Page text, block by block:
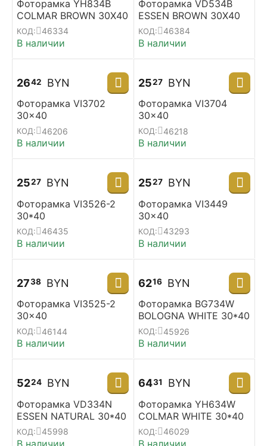
Фоторамка YH834B
COLMAR BROWN 30X40
КОД: 46334
В наличии
Фоторамка VD534B
ESSEN BROWN 30X40
КОД: 46384
В наличии
2642 BYN
Фоторамка VI3702
30x40
КОД: 46206
В наличии
2527 BYN
Фоторамка VI3704
30x40
КОД: 46218
В наличии
2527 BYN
Фоторамка VI3526-2
30*40
КОД: 46435
В наличии
2527 BYN
Фоторамка VI3449
30x40
КОД: 43293
В наличии
2738 BYN
Фоторамка VI3525-2
30x40
КОД: 46144
В наличии
6216 BYN
Фоторамка BG734W
BOLOGNA WHITE 30*40
КОД: 45926
В наличии
5224 BYN
Фоторамка VD334N
ESSEN NATURAL 30*40
КОД: 45998
В наличии
6431 BYN
Фоторамка YH634W
COLMAR WHITE 30*40
КОД: 46029
В наличии